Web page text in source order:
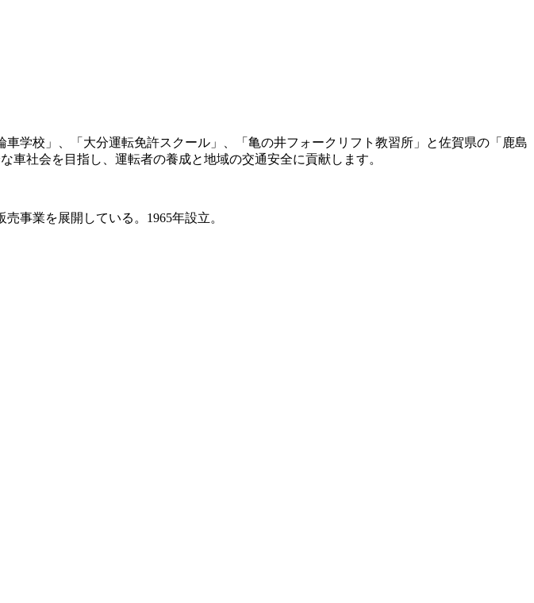
学校」、「大分運転免許スクール」、「亀の井フォークリフト教習所」と佐賀県の「鹿島
社会を目指し、運転者の養成と地域の交通安全に貢献します。
事業を展開している。1965年設立。